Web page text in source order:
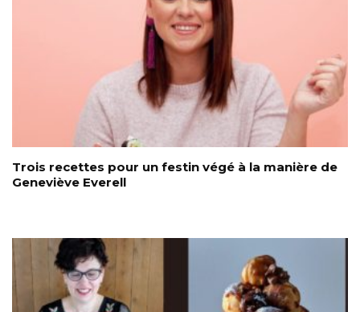
Trois recettes pour un festin végé à la manière de
Geneviève Everell